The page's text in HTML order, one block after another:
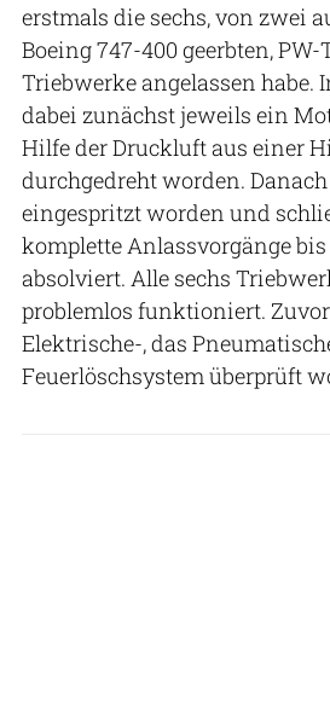
erstmals die sechs, von zwei
Boeing 747-400 geerbten,
Triebwerke angelassen habe.
dabei zunächst jeweils ein
Hilfe der Druckluft aus einer
durchgedreht worden.
eingespritzt worden und
komplette Anlassvorgänge
absolviert. Alle sechs
problemlos funktioniert.
Elektrische-, das
Feuerlöschsystem überprüft